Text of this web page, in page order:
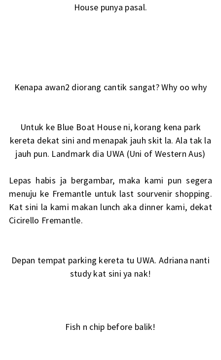
House punya pasal.
Kenapa awan2 diorang cantik sangat? Why oo why
Untuk ke Blue Boat House ni, korang kena park
kereta dekat sini and menapak jauh skit la. Ala tak la
jauh pun. Landmark dia UWA (Uni of Western Aus)
Lepas habis ja bergambar, maka kami pun segera
menuju ke Fremantle untuk last sourvenir shopping.
Kat sini la kami makan lunch aka dinner kami, dekat
Cicirello Fremantle.
Depan tempat parking kereta tu UWA. Adriana nanti
study kat sini ya nak!
Fish n chip before balik!